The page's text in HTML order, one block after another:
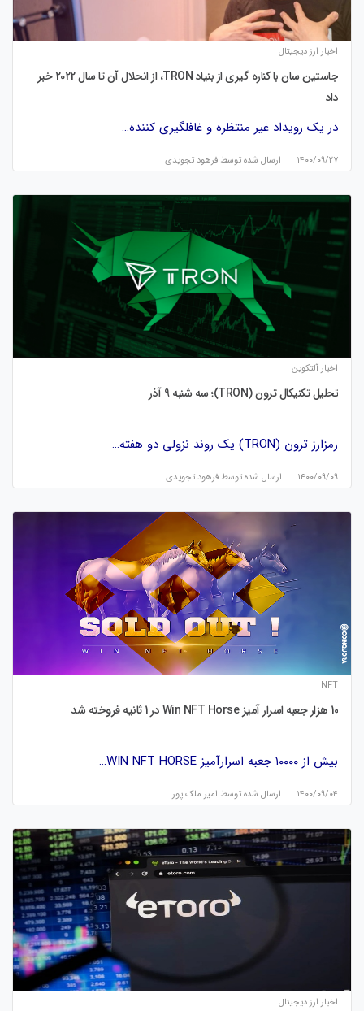
اخبار ارز دیجیتال
جاستین سان با کناره گیری از بنیاد TRON، از انحلال آن تا سال 2022 خبر
داد
در یک رویداد غیر منتظره و غافلگیری کننده…
۱۴۰۰/۰۹/۲۷ ارسال شده توسط فرهود تجویدی
اخبار آلتکوین
تحلیل تکنیکال ترون (TRON)؛ سه شنبه 9 آذر
رمزارز ترون (TRON) یک روند نزولی دو هفته…
۱۴۰۰/۰۹/۰۹ ارسال شده توسط فرهود تجویدی
NFT
10 هزار جعبه اسرار آمیز Win NFT Horse در 1 ثانیه فروخته شد
بیش از ۱۰۰۰۰ جعبه اسرارآمیز WIN NFT HORSE…
۱۴۰۰/۰۹/۰۴ ارسال شده توسط امیر ملک پور
اخبار ارز دیجیتال